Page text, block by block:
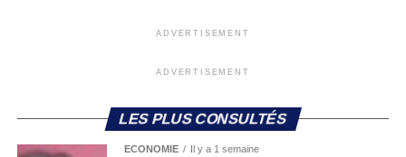
ADVERTISEMENT
ADVERTISEMENT
LES PLUS CONSULTÉS
ECONOMIE Il y a 1 semaine